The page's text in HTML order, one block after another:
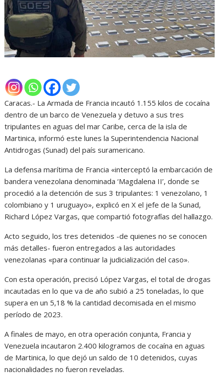
Caracas.- La Armada de Francia incautó 1.155 kilos de cocaína
dentro de un barco de Venezuela y detuvo a sus tres
tripulantes en aguas del mar Caribe, cerca de la isla de
Martinica, informó este lunes la Superintendencia Nacional
Antidrogas (Sunad) del país suramericano.
La defensa marítima de Francia «interceptó la embarcación de
bandera venezolana denominada ‘Magdalena II’, donde se
procedió a la detención de sus 3 tripulantes: 1 venezolano, 1
colombiano y 1 uruguayo», explicó en X el jefe de la Sunad,
Richard López Vargas, que compartió fotografías del hallazgo.
Acto seguido, los tres detenidos -de quienes no se conocen
más detalles- fueron entregados a las autoridades
venezolanas «para continuar la judicialización del caso».
Con esta operación, precisó López Vargas, el total de drogas
incautadas en lo que va de año subió a 25 toneladas, lo que
supera en un 5,18 % la cantidad decomisada en el mismo
período de 2023.
A finales de mayo, en otra operación conjunta, Francia y
Venezuela incautaron 2.400 kilogramos de cocaína en aguas
de Martinica, lo que dejó un saldo de 10 detenidos, cuyas
nacionalidades no fueron reveladas.